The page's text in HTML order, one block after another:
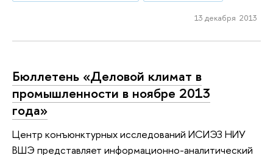
13 декабря 2013
Бюллетень «Деловой климат в
промышленности в ноябре 2013
года»
Центр конъюнктурных исследований ИСИЭЗ НИУ
ВШЭ представляет информационно-аналитический